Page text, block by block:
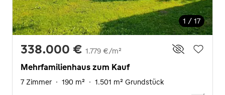
1 / 17
338.000 € 1.779 €/m²
Mehrfamilienhaus zum Kauf
7 Zimmer · 190 m² · 1.501 m² Grundstück